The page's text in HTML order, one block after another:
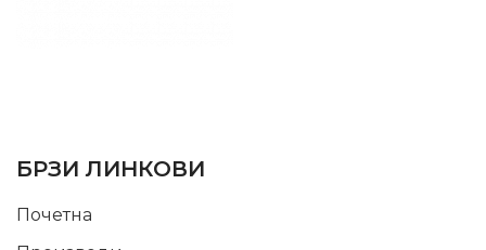
БРЗИ ЛИНКОВИ
Почетна